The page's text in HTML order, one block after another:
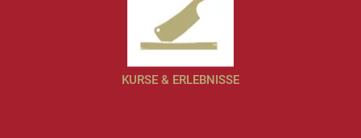
KURSE & ERLEBNISSE